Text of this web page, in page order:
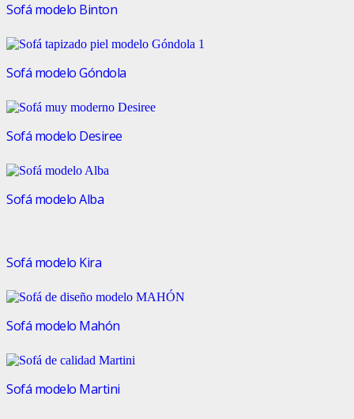
Sofá modelo Binton
Sofá modelo Góndola
Sofá modelo Desiree
Sofá modelo Alba
Sofá modelo Kira
Sofá modelo Mahón
Sofá modelo Martini